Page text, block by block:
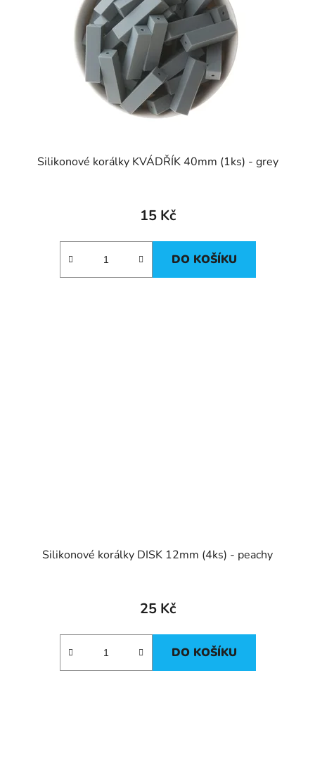
Silikonové korálky KVÁDŘÍK 40mm (1ks) - grey
15 Kč
DO KOŠÍKU
Silikonové korálky DISK 12mm (4ks) - peachy
25 Kč
DO KOŠÍKU